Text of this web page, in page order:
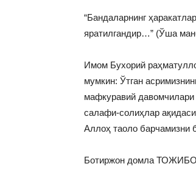
“Бандаларнинг
яратилгандир…” (Ўша
Имом Бухорий
мумкин: Ўтган
мафкуравий давомчилари
салафи-солиҳлар
Аллоҳ таоло барчамизни
Ботиржон домла